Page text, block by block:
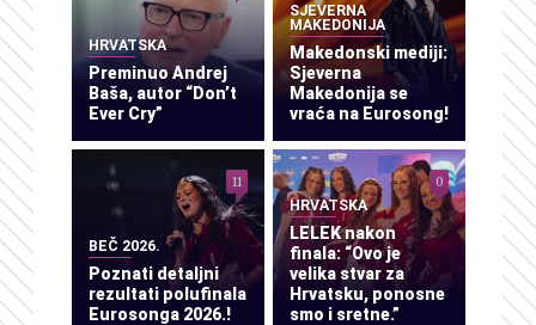
HRVATSKA
Preminuo Andrej
Baša, autor “Don’t
Ever Cry”
SJEVERNA
MAKEDONIJA
Makedonski mediji:
Sjeverna
Makedonija se
vraća na Eurosong!
BEČ 2026.
Poznati detaljni
rezultati polufinala
Eurosonga 2026.!
11
HRVATSKA
LELEK nakon
finala: “Ovo je
velika stvar za
Hrvatsku, ponosne
smo i sretne.”
0